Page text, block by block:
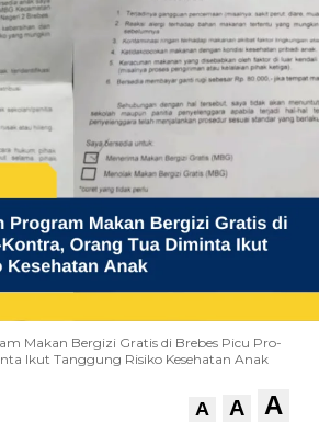
Makan Bergizi Gratis di Brebes Picu Pro-
Ikut Tanggung Risiko Kesehatan Anak
A A A